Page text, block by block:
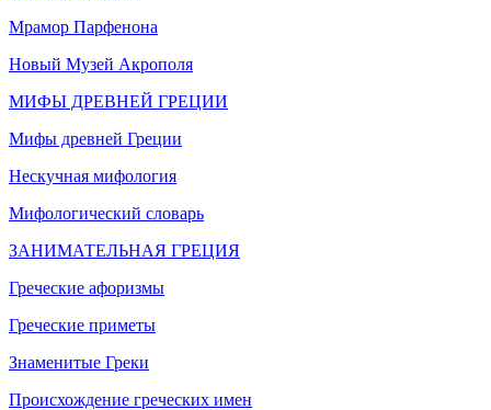
Мрамор Парфенона
Новый Музей Акрополя
МИФЫ ДРЕВНЕЙ ГРЕЦИИ
Мифы древней Греции
Нескучная мифология
Мифологический словарь
ЗАНИМАТЕЛЬНАЯ ГРЕЦИЯ
Греческие афоризмы
Греческие приметы
Знаменитые Греки
Происхождение греческих имен